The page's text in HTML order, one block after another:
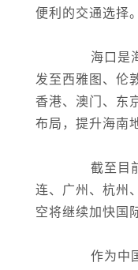
便利的交通选择。
海口是海
发至西雅图、伦
香港、澳门、东
布局，提升海南
截至目前
连、广州、杭州
空将继续加快国
作为中国